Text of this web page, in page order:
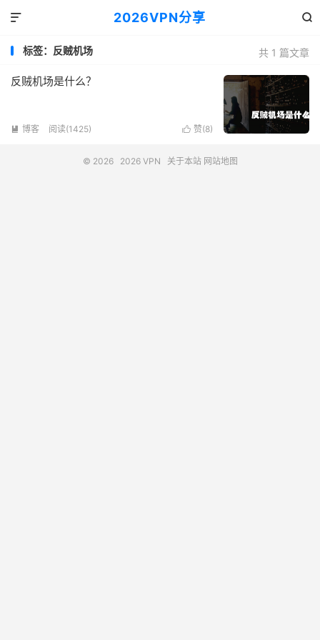
2026VPN分享 

共 1 篇文章
标签：反贼机场
反贼机场是什么？
 赞(8)
 博客 阅读(1425)
© 2026 2026 VPN 关于本站 网站地图